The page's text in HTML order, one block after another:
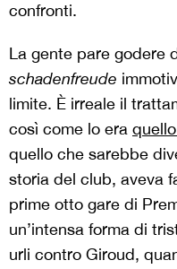
confronti.
La gente pare godere
schadenfreude
limite. È irreale il
così come lo era
quello che sarebbe
storia del club, aveva
prime otto gare di
un’intensa forma di
urli contro Giroud,